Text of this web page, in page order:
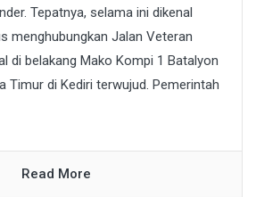
Tepatnya, selama ini dikenal
menghubungkan Jalan Veteran
di belakang Mako Kompi 1 Batalyon
Timur di Kediri terwujud. Pemerintah
Read More